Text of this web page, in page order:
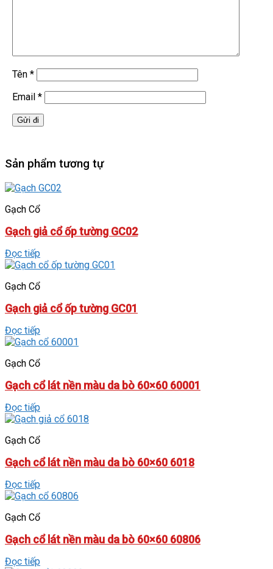
Tên *
Email *
Sản phẩm tương tự
Gạch Cổ
Gạch giả cổ ốp tường GC02
Đọc tiếp
Gạch Cổ
Gạch giả cổ ốp tường GC01
Đọc tiếp
Gạch Cổ
Gạch cổ lát nền màu da bò 60×60 60001
Đọc tiếp
Gạch Cổ
Gạch cổ lát nền màu da bò 60×60 6018
Đọc tiếp
Gạch Cổ
Gạch cổ lát nền màu da bò 60×60 60806
Đọc tiếp